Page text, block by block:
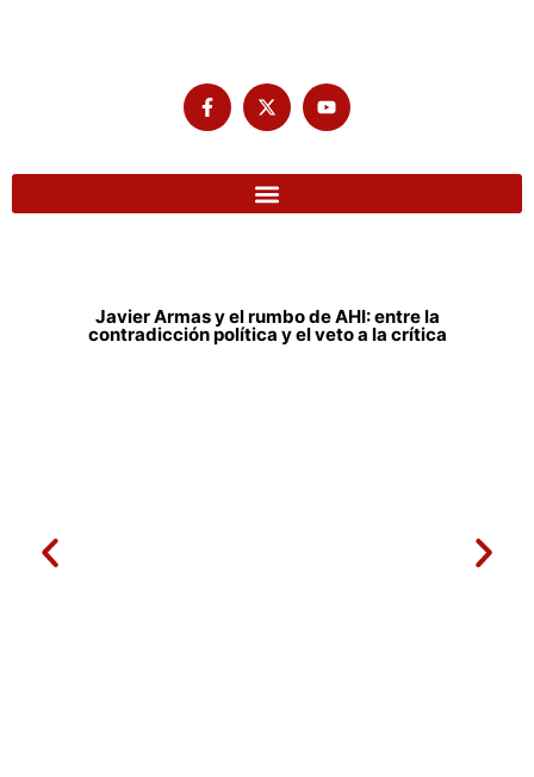
Javier Armas y el rumbo de AHI: entre la
contradicción política y el veto a la crítica